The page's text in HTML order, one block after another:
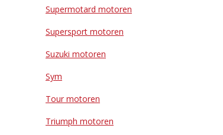
Supermotard motoren
Supersport motoren
Suzuki motoren
Sym
Tour motoren
Triumph motoren